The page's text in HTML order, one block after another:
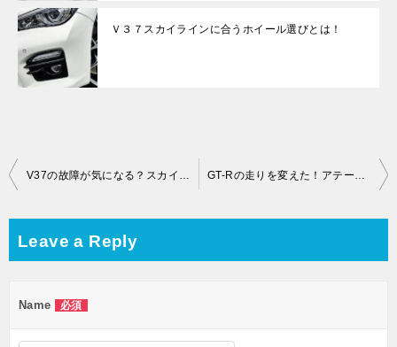
Ｖ３７スカイラインに合うホイール選びとは！
Post
V37の故障が気になる？スカイラインに乗ってて＆購入前にチェック！ GT-Rの走りを変えた！アテーサE-TSってなに？実はセッティングも可能？
Leave a Reply
Name 必須